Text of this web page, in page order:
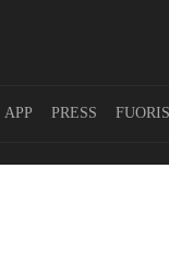
APP PRESS